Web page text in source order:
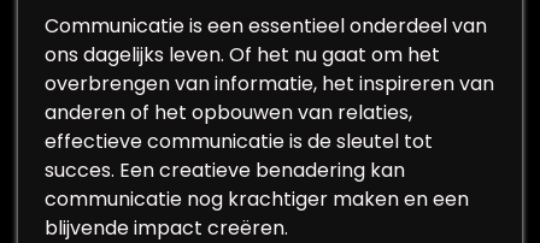
Communicatie is een essentieel onderdeel van
ons dagelijks leven. Of het nu gaat om het
overbrengen van informatie, het inspireren van
anderen of het opbouwen van relaties,
effectieve communicatie is de sleutel tot
succes. Een creatieve benadering kan
communicatie nog krachtiger maken en een
blijvende impact creëren.